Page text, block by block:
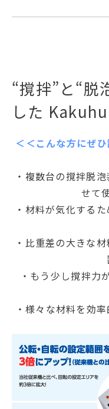
“撹拌”と“脱
した
＜＜こんな方にぜ
・複数台の撹拌脱
せて
・材料が気化する
・比重差の大きな
・もう少し撹拌
・様々な材料を効